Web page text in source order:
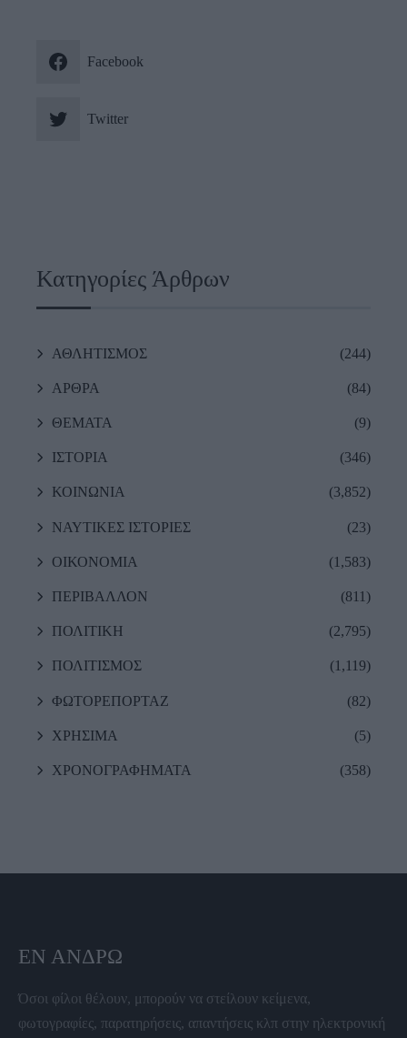
Facebook
Twitter
Κατηγορίες Άρθρων
ΑΘΛΗΤΙΣΜΟΣ (244)
ΑΡΘΡΑ (84)
ΘΕΜΑΤΑ (9)
ΙΣΤΟΡΙΑ (346)
ΚΟΙΝΩΝΙΑ (3,852)
ΝΑΥΤΙΚΕΣ ΙΣΤΟΡΙΕΣ (23)
ΟΙΚΟΝΟΜΙΑ (1,583)
ΠΕΡΙΒΑΛΛΟΝ (811)
ΠΟΛΙΤΙΚΗ (2,795)
ΠΟΛΙΤΙΣΜΟΣ (1,119)
ΦΩΤΟΡΕΠΟΡΤΑΖ (82)
ΧΡΗΣΙΜΑ (5)
ΧΡΟΝΟΓΡΑΦΗΜΑΤΑ (358)
ΕΝ ΆΝΔΡΩ
Όσοι φίλοι θέλουν, μπορούν να στείλουν κείμενα,
φωτογραφίες, παρατηρήσεις, απαντήσεις κλπ στην ηλεκτρονική